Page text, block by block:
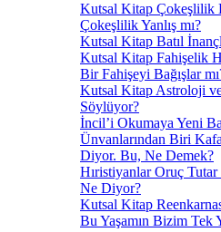
Kutsal Kitap Çokeşlilik
Çokeşlilik Yanlış mı?
Kutsal Kitap Batıl
Kutsal Kitap Fahişelik
Bir Fahişeyi Bağışlar
Kutsal Kitap Astroloji
Söylüyor?
İncil’i Okumaya Yeni
Ünvanlarından Biri
Diyor. Bu, Ne Demek?
Hıristiyanlar Oruç
Ne Diyor?
Kutsal Kitap
Bu Yaşamın Bizim Tek